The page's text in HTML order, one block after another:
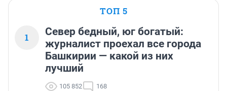
ТОП 5
1
Север бедный, юг богатый:
журналист проехал все города
Башкирии — какой из них
лучший
105 852 168